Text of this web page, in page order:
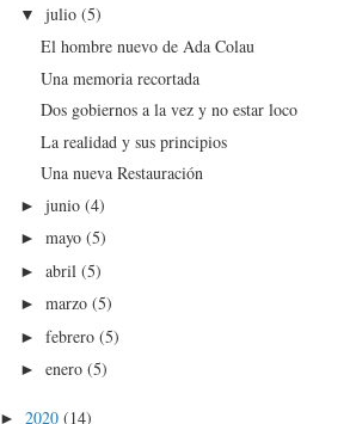
▼julio(5)
El hombre nuevo de Ada Colau
Una memoria recortada
Dos gobiernos a la vez y no estar loco
La realidad y sus principios
Una nueva Restauración
►junio(4)
►mayo(5)
►abril(5)
►marzo(5)
►febrero(5)
►enero(5)
►2020(14)